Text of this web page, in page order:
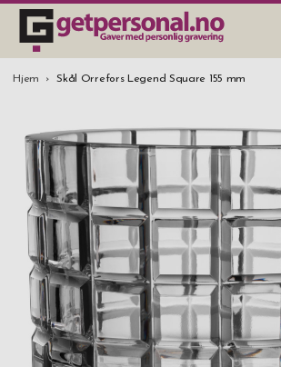
GAVER & GADGETS
SMYKKER & ACCESSOARER
GAVETIPS
JULEGAVETIPS
BRYLLUPSGAVE 2026
Hjem Skål Orrefors Legend Square 155 mm